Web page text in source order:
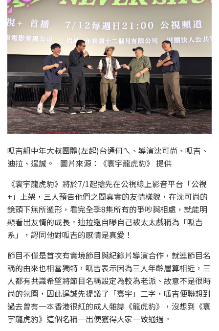
呱吉組中年大叔團體(左起)台通何ㄟ、導演沈可尚、呱吉、
迪拉、逞誠。 圖片來源：《寰宇龍虎豹》 提供
《寰宇龍虎豹》將於7/1起搶先在公視線上影音平台「公視
+」上架，三人預告他們之間真實的友情樣貌，在沈可尚的
鏡頭下無所遁形，看完全季8集所有的爭吵與相處，就能明
顯看出友情的成長。迪拉還自曝自己被太太戲稱為「呱吉
系」，認同他對呱吉的感情是真愛！
節目不僅是首次有實境節目與紀錄片導演合作，就連節目名
稱的由來也相當獨特，呱吉表示因為三人年齡層算相近，三
人都有共識希望將節目名稱設定為較為老派、故意不是很時
尚的氛圍，因此逞誠先提議了「寰宇」二字，呱吉便聯想到
過去曾有一本香港很紅的成人雜誌《龍虎豹》，沒想到《寰
宇龍虎豹》這個名稱一出便獲得大家一致通過。